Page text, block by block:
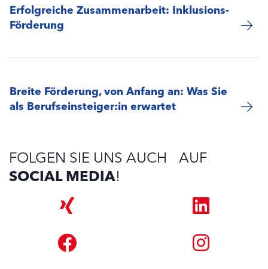
Erfolgreiche Zusammenarbeit: Inklusions-
Förderung
Breite Förderung, von Anfang an: Was Sie
als Berufseinsteiger:in erwartet
FOLGEN SIE UNS AUCH AUF
SOCIAL MEDIA!